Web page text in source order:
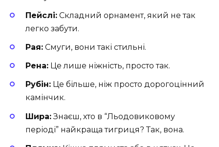
Пейслі: Складний орнамент, який не так
легко забути.
Рая: Смуги, вони такі стильні.
Рена: Це лише ніжність, просто так.
Рубін: Це більше, ніж просто дорогоцінний
камінчик.
Шира:Знаєш, хто в “Льодовиковому
періоді” найкраща тигриця? Так, вона.